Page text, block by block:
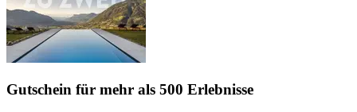
Gutschein für mehr als 500 Erlebnisse